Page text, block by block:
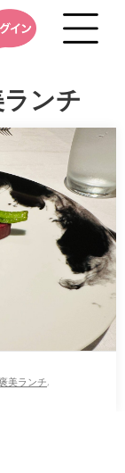
ンチ
美ランチ,